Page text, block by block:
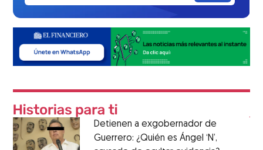
Detienen a exgobernador de
Guerrero: ¿Quién es Ángel ‘N’,